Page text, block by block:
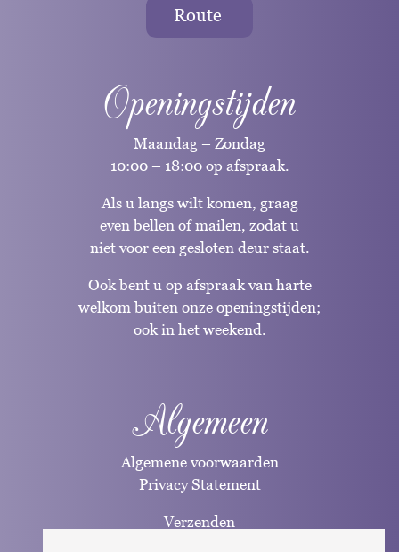
Route
Openingstijden
Maandag – Zondag
10:00 – 18:00 op afspraak.
Als u langs wilt komen, graag
even bellen of mailen, zodat u
niet voor een gesloten deur staat.
Ook bent u op afspraak van harte
welkom buiten onze openingstijden;
ook in het weekend.
Algemeen
Algemene voorwaarden
Privacy Statement
Verzenden